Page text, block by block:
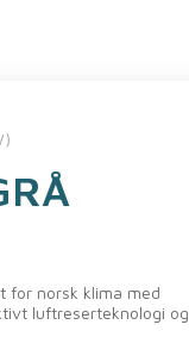
for norsk klima med
luftreserteknologi og